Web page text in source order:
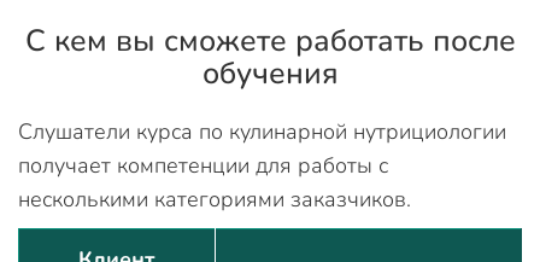
С кем вы сможете работать после
обучения
Слушатели курса по кулинарной нутрициологии
получает компетенции для работы с
несколькими категориями заказчиков.